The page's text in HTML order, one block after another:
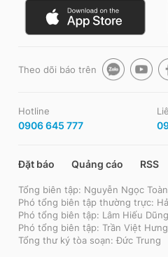
Theo dõi báo trên
Hotline
0906 645 777
Đặt báo Quảng cáo RSS
Tổng biên tập: Nguyễn Ngọc Toàn
Phó tổng biên tập thường trực:
Phó tổng biên tập: Lâm Hiếu Dũng
Phó tổng biên tập: Trần Việt Hưng
Tổng thư ký tòa soạn: Đức Trung